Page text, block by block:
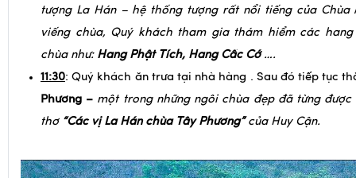
tượng La Hán – hệ thống tượng rất nổi tiếng của Chùa
viếng chùa, Quý khách tham gia thám hiểm các hang
chùa như: Hang Phật Tích, Hang Cấc Cớ….
11:30: Quý khách ăn trưa tại nhà hàng . Sau đó tiếp tục
Phương – một trong những ngôi chùa đẹp đã từng
thơ “Các vị La Hán chùa Tây Phương”của Huy Cận.